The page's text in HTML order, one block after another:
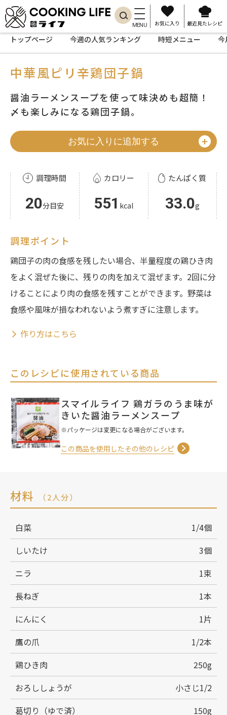
お気に入り 最近見たレシピ
MENU
トップページ 今週の人気ランキング 時短メニュー 今
中華風ピリ辛鶏団子鍋
醤油ラーメンスープを使って味決めも超簡！
〆も楽しみになる鶏団子鍋。
お気に入りに追加する
調理時間
20分目安
カロリー
551 kcal
たんぱく質
33.0g
調理ポイント
鶏団子の肉の食感を残したい場合、半量程度の鶏ひき肉
をよく混ぜた後に、残りの肉を加えて混ぜます。2回に分
けることにより肉の食感を残すことができます。野菜は
食感や風味が損なわれないよう煮すぎに注意します。
作り方はこちら
このレシピに使用されている商品
スマイルライフ 鶏ガラのうま味が
きいた醤油ラーメンスープ
※パッケージは変更になる場合がございます。
この商品を使用したその他のレシピ
材料 （2人分）
白菜
1/4個
しいたけ
3個
ニラ
1束
長ねぎ
1本
にんにく
1片
鷹の爪
1/2本
鶏ひき肉
250g
おろししょうが
小さじ1/2
葛切り（ゆで済）
150g